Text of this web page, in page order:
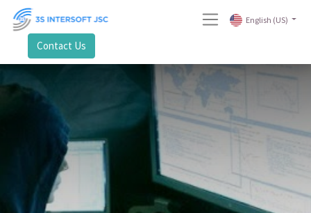
English (US)
Contact Us